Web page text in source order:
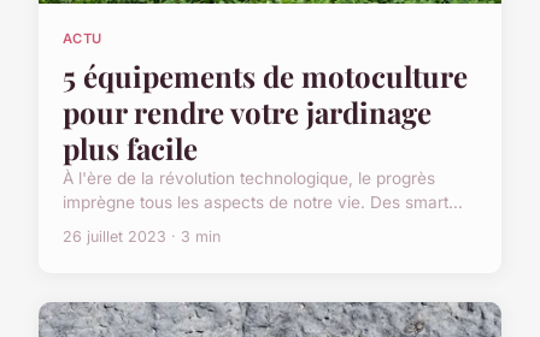
ACTU
5 équipements de motoculture
pour rendre votre jardinage
plus facile
À l'ère de la révolution technologique, le progrès
imprègne tous les aspects de notre vie. Des smart...
26 juillet 2023 · 3 min